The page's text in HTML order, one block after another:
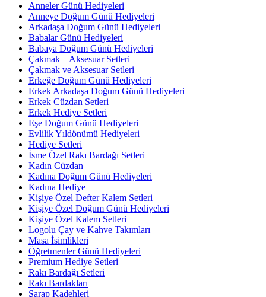
Anneler Günü Hediyeleri
Anneye Doğum Günü Hediyeleri
Arkadaşa Doğum Günü Hediyeleri
Babalar Günü Hediyeleri
Babaya Doğum Günü Hediyeleri
Çakmak – Aksesuar Setleri
Çakmak ve Aksesuar Setleri
Erkeğe Doğum Günü Hediyeleri
Erkek Arkadaşa Doğum Günü Hediyeleri
Erkek Cüzdan Setleri
Erkek Hediye Setleri
Eşe Doğum Günü Hediyeleri
Evlilik Yıldönümü Hediyeleri
Hediye Setleri
İsme Özel Rakı Bardağı Setleri
Kadın Cüzdan
Kadına Doğum Günü Hediyeleri
Kadına Hediye
Kişiye Özel Defter Kalem Setleri
Kişiye Özel Doğum Günü Hediyeleri
Kişiye Özel Kalem Setleri
Logolu Çay ve Kahve Takımları
Masa İsimlikleri
Öğretmenler Günü Hediyeleri
Premium Hediye Setleri
Rakı Bardağı Setleri
Rakı Bardakları
Şarap Kadehleri